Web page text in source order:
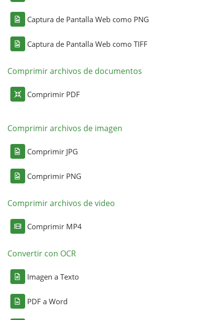
Captura de Pantalla Web como PNG
Captura de Pantalla Web como TIFF
Comprimir archivos de documentos
Comprimir PDF
Comprimir archivos de imagen
Comprimir JPG
Comprimir PNG
Comprimir archivos de video
Comprimir MP4
Convertir con OCR
Imagen a Texto
PDF a Word